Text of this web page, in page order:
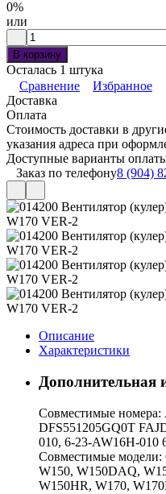
0%
или
В корзину
Осталась 1 штука
Сравнение
Избранное
Доставка
Оплата
Стоимость доставки в
указания адреса при
Доступные варианты
Заказ по телефону8 (904)
Описание
Характеристики
Дополнительная
Совместимые
DFS551205GQ0T
010, 6-23-AW16H-010
Совместимые модели:
W150, W150DAQ,
W150HR, W170,